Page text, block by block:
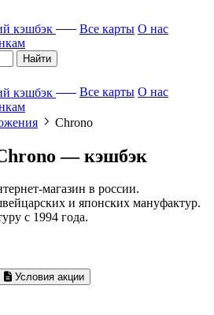
кэшбэк Все карты О нас
Найти
кэшбэк Все карты О нас
Chrono
—кэшбэк
магазин в россии.
и японских мануфактур.
с 1994 года.
Условия акции